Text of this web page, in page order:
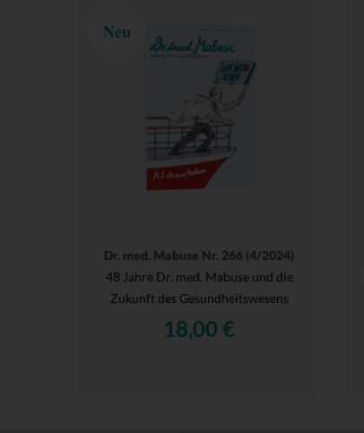
Neu
Dr. med. Mabuse Nr. 266 (4/2024)
48 Jahre Dr. med. Mabuse und die
Zukunft des Gesundheitswesens
18,00 €